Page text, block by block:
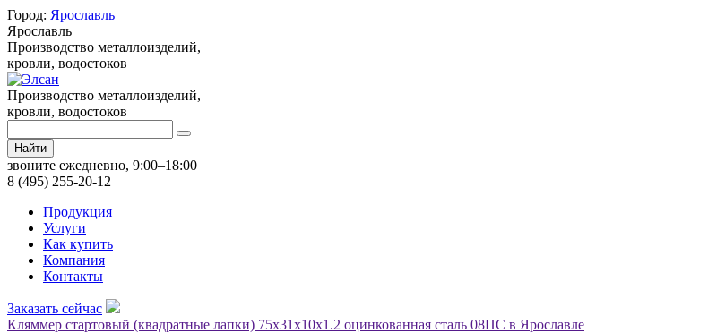
Город: Ярославль
Ярославль
Производство металлоизделий,
кровли, водостоков
Производство металлоизделий,
кровли, водостоков
Найти
звоните ежедневно, 9:00–18:00
8 (495) 255-20-12
Продукция
Услуги
Как купить
Компания
Контакты
Заказать сейчас
Кляммер стартовый (квадратные лапки) 75х31х10х1.2 оцинкованная сталь 08ПС в Ярославле